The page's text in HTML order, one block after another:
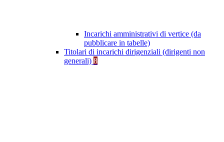
Incarichi amministrativi di vertice (da
pubblicare in tabelle)
Titolari di incarichi dirigenziali (dirigenti non
generali) 8